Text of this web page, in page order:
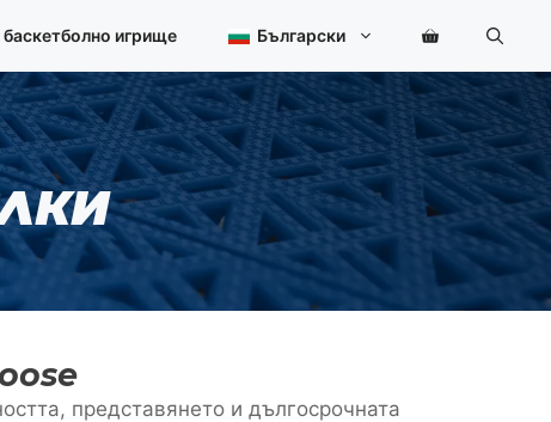
баскетболно игрище Български
представянето и дългосрочната